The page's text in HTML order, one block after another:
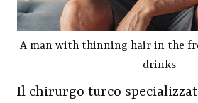
A man with thinning hair in the
drinks
Il chirurgo turco